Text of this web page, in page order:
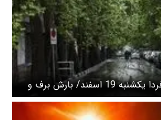
پیش‌بینی هوای تهران فردا یکشنبه 19 اسفند/ بارش برف و